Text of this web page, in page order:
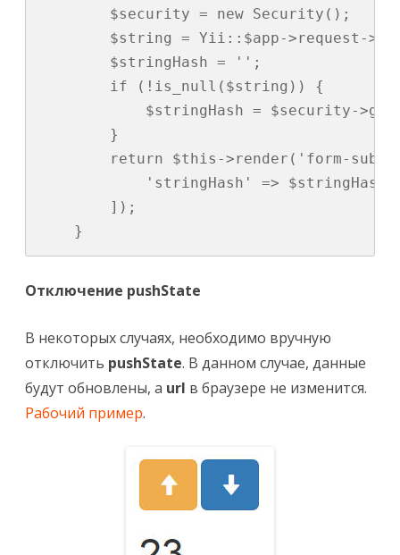
        $security = new Security();
$string = Yii::$app->request-
        $stringHash = '';
        if (!is_null($string)) {
$stringHash = $security-
        }
return $this->render('form-
            'stringHash' => $stringHash,
        ]);
    }
Отключение pushState
В некоторых случаях, необходимо вручную
отключить pushState. В данном случае, данные
будут обновлены, а url в браузере не изменится.
Рабочий пример.